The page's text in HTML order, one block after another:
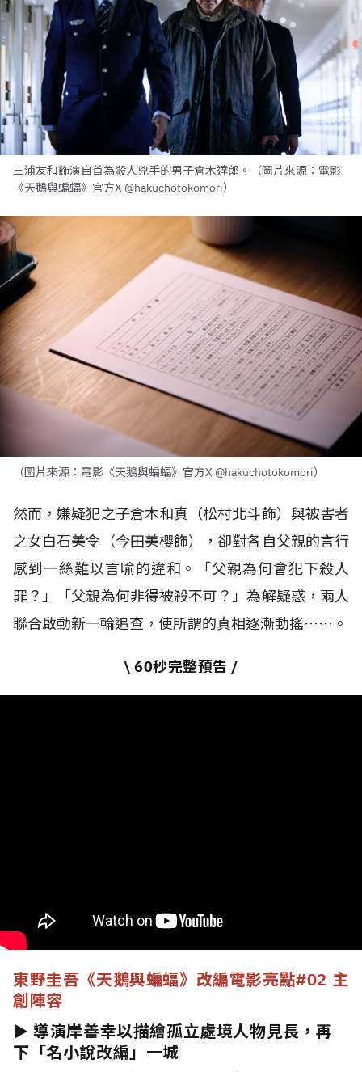
三浦友和飾演自首為殺人兇手的男子倉木達郎。（圖片來源：電影
《天鵝與蝙蝠》官方X @hakuchotokomori）
（圖片來源：電影《天鵝與蝙蝠》官方X @hakuchotokomori）
然而，嫌疑犯之子倉木和真（松村北斗飾）與被害者
之女白石美令（今田美櫻飾），卻對各自父親的言行
感到一絲難以言喻的違和。「父親為何會犯下殺人
罪？」「父親為何非得被殺不可？」為解疑惑，兩人
聯合啟動新一輪追查，使所謂的真相逐漸動搖⋯⋯。
\ 60秒完整預告 /
東野圭吾《天鵝與蝙蝠》改編電影亮點#02 主
創陣容
► 導演岸善幸以描繪孤立處境人物見長，再
下「名小說改編」一城